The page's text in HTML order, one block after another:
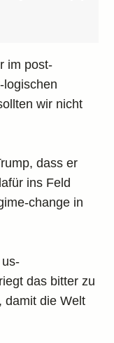
im post-
logischen
wir nicht
dass er
ins Feld
change in
das bitter zu
damit die Welt